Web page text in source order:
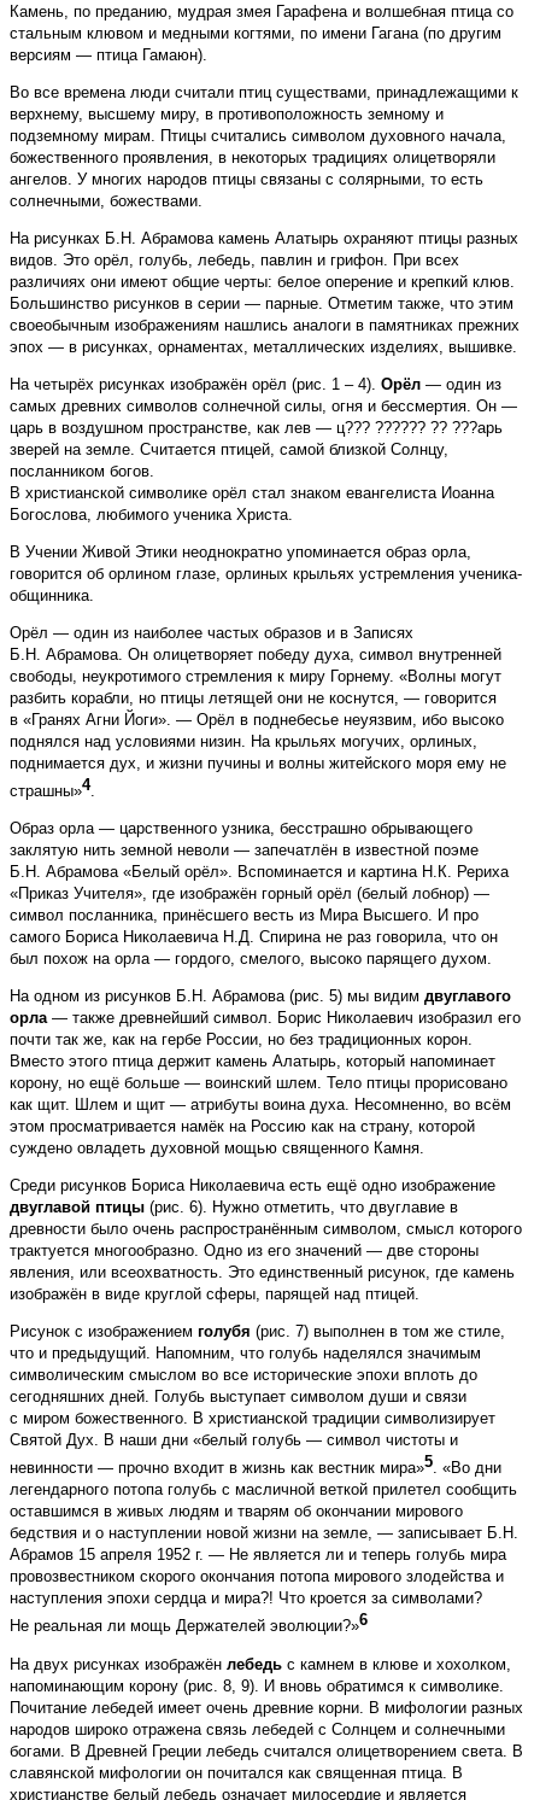
Камень, по преданию, мудрая змея Гарафена и волшебная птица со
стальным клювом и медными когтями, по имени Гагана (по другим
версиям — птица Гамаюн).
Во все времена люди считали птиц существами, принадлежащими к
верхнему, высшему миру, в противоположность земному и
подземному мирам. Птицы считались символом духовного начала,
божественного проявления, в некоторых традициях олицетворяли
ангелов. У многих народов птицы связаны с солярными, то есть
солнечными, божествами.
На рисунках Б.Н. Абрамова камень Алатырь охраняют птицы разных
видов. Это орёл, голубь, лебедь, павлин и грифон. При всех
различиях они имеют общие черты: белое оперение и крепкий клюв.
Большинство рисунков в серии — парные. Отметим также, что этим
свое­обычным изображениям нашлись аналоги в памятниках прежних
эпох — в рисунках, орнаментах, металлических изделиях, вышивке.
На четырёх рисунках изображён орёл (рис. 1 – 4). Орёл — один из
самых древних символов солнечной силы, огня и бессмертия. Он —
царь в воздушном пространстве, как лев — ц??? ?????? ?? ???арь
зверей на земле.­ Считается птицей, самой близкой Солнцу,
посланником богов.
В христианской символике орёл стал знаком евангелиста Иоанна
Богослова, любимого ученика Христа.
В Учении Живой Этики неоднократно упоминается образ орла,
говорится об орлином глазе, орлиных крыльях устремления ученика-
общинника.
Орёл — один из наиболее частых образов и в Записях
Б.Н. Абрамова. Он олицетворяет победу духа, символ внутренней
свободы, неукротимого стремления к миру Горнему. «Волны могут
разбить корабли, но птицы летящей они не коснутся, — говорится
в «Гранях Агни Йоги». — Орёл в поднебесье неуязвим, ибо высоко
поднялся над условиями низин. На крыльях могучих, орлиных,
поднимается дух, и жизни пучины и волны житейского моря ему не
страшны»4.
Образ орла — царственного уз­ника, бесстрашно обрывающего
заклятую нить земной неволи — запечатлён в известной поэме
Б.Н. Абрамова «Белый орёл». Вспоминается и картина Н.К. Рериха
«Приказ Учителя», где изображён горный орёл (белый лобнор) —
символ посланника, принёсшего весть из Мира Высшего. И про
самого Бориса Николаевича Н.Д. Спирина не раз говорила, что он
был похож на орла — гордого, смелого, высоко парящего духом.
На одном из рисунков Б.Н. Аб­рамова (рис. 5) мы видим двуглавого
орла— также древнейший символ. Борис Николаевич изобразил его
почти так же, как на гербе России, но без традиционных корон.
Вместо этого птица держит камень Алатырь, который напоминает
корону, но ещё больше — воинский шлем. Тело птицы прорисовано
как щит. Шлем и щит — атрибуты воина духа. Несомненно, во всём
этом просматривается намёк на Россию как на страну, которой
суждено овладеть духовной мощью священного Камня.
Среди рисунков Бориса Николаевича есть ещё одно изображение
двуглавой птицы (рис. 6). Нужно отметить, что двуглавие в
древности было очень распространённым символом, смысл которого
трактуется многообразно. Одно из его значений — две стороны
явления, или всеохватность. Это единственный рисунок, где камень
изображён в виде круглой сферы, парящей над птицей.
Рисунок с изображением голубя (рис. 7) выполнен в том же стиле,
что и предыдущий. Напомним, что голубь наделялся значимым
символическим смыслом во все исторические эпохи вплоть до
сегодняшних дней. Голубь выступает символом души и связи
с миром божественного. В христианской традиции символизирует
Святой Дух. В наши дни «белый голубь — символ чистоты и
невинности — прочно входит в жизнь как вестник мира»5. «Во дни
легендарного потопа голубь с масличной веткой прилетел сообщить
оставшимся в живых людям и тварям об окончании мирового
бедствия и о наступлении новой жизни на земле, — записывает Б.Н.
Абрамов 15 апреля 1952 г. — Не является ли и теперь голубь мира
провозвестником скорого окончания потопа мирового злодейства и
наступления эпохи сердца и мира?! Что кроется за символами?
Не реальная ли мощь Держателей эволюции?»6
На двух рисунках изображён лебедь с камнем в клюве и хохолком,
напоминающим корону (рис. 8, 9). И вновь обратимся к символике.
Почитание лебедей имеет очень древние корни. В мифологии разных
народов широко отражена связь лебедей с Солнцем и солнечными
богами. В Древней Греции лебедь считался олицетворением света. В
славянской мифологии он почитался как священная птица. В
христианстве белый лебедь означает милосердие и является